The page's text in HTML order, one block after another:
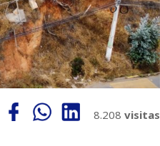
8.208 visitas